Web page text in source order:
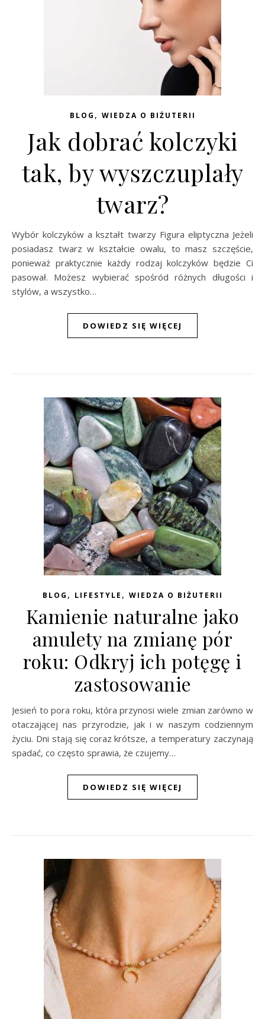
BLOG , WIEDZA O BIŻUTERII
Jak dobrać kolczyki
tak, by wyszczuplały
twarz?
Wybór kolczyków a kształt twarzy Figura eliptyczna Jeżeli
posiadasz twarz w kształcie owalu, to masz szczęście,
ponieważ praktycznie każdy rodzaj kolczyków będzie Ci
pasował. Możesz wybierać spośród różnych długości i
stylów, a wszystko…
DOWIEDZ SIĘ WIĘCEJ
BLOG , LIFESTYLE , WIEDZA O BIŻUTERII
Kamienie naturalne jako
amulety na zmianę pór
roku: Odkryj ich potęgę i
zastosowanie
Jesień to pora roku, która przynosi wiele zmian zarówno w
otaczającej nas przyrodzie, jak i w naszym codziennym
życiu. Dni stają się coraz krótsze, a temperatury zaczynają
spadać, co często sprawia, że czujemy…
DOWIEDZ SIĘ WIĘCEJ